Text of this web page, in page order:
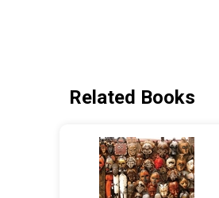
Related Books